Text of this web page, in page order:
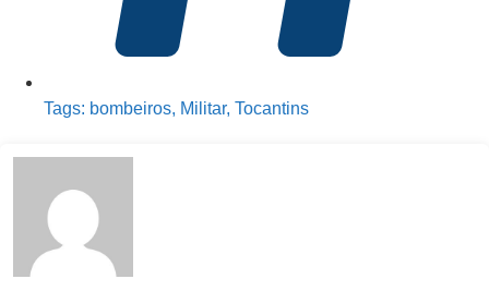
Tags: bombeiros, Militar, Tocantins